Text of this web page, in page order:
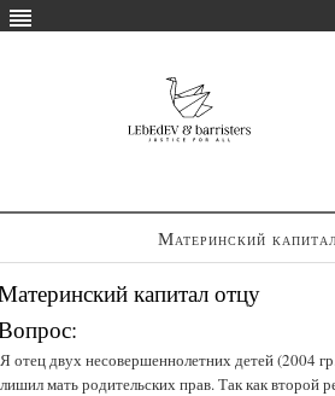
Материнский
капитал отцу
Я отец двух несовершеннолетних детей (2004
лишил мать родительских прав. Так как второй